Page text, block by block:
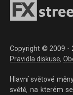
Copyright © 2009 -
Pravidla diskuse,
Hlavní světové
světě, na kterém